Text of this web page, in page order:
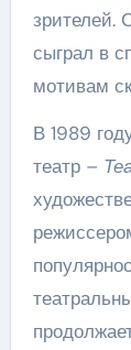
зрителей.
сыграл в
мотивам
В 1989
театр –